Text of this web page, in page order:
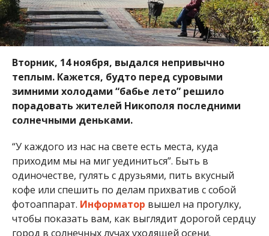
Вторник, 14 ноября, выдался непривычно
теплым. Кажется, будто перед суровыми
зимними холодами “бабье лето” решило
порадовать жителей Никополя последними
солнечными деньками.
“У каждого из нас на свете есть места, куда
приходим мы на миг уединиться”. Быть в
кофе или спешить по делам прихватив с собой
фотоаппарат. Информаторвышел на прогулку,
чтобы показать вам, как выглядит дорогой сердцу
город в солнечных лучах уходящей осени.